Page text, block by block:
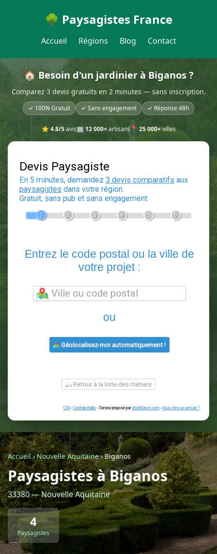
🌳 Paysagistes France
Accueil Régions Blog Contact
🏠 Besoin d'un jardinier à Biganos ?
Comparez 3 devis gratuits en 2 minutes — sans inscription.
✓ 100% Gratuit ✓ Sans engagement ✓ Réponse 48h
⭐ 4.8/5avis🏢 12 000+artisans📍 25 000+villes
Devis Paysagiste
En 5 minutes, demandez3 devis comparatifs
votre projet :
ou
Géolocalisez-moi automatiquement !
Retour à la liste des métiers
CGU-Confidentialité - Service proposé parViteUnDevis.com-Vous
Accueil›Nouvelle Aquitaine›Biganos
Paysagistes à Biganos
33380 — Nouvelle Aquitaine
4
Paysagistes